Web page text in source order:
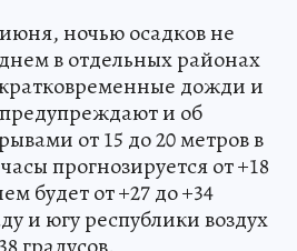
ночью осадков не
в отдельных районах
дожди и
и об
от 15 до 20 метров в
прогнозируется от +18
будет от +27 до +34
и югу республики воздух